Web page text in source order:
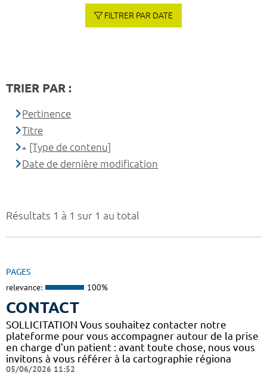
Résultats 1 à 1 sur 1 au total
PAGES
relevance: 100%
CONTACT
SOLLICITATION Vous souhaitez contacter notre
plateforme pour vous accompagner autour de la prise
en charge d'un patient : avant toute chose, nous vous
invitons à vous référer à la cartographie régiona
05/06/2026 11:52
FILTRER PAR DATE
TRIER PAR :
Pertinence
Titre
[Type de contenu]
Date de dernière modification